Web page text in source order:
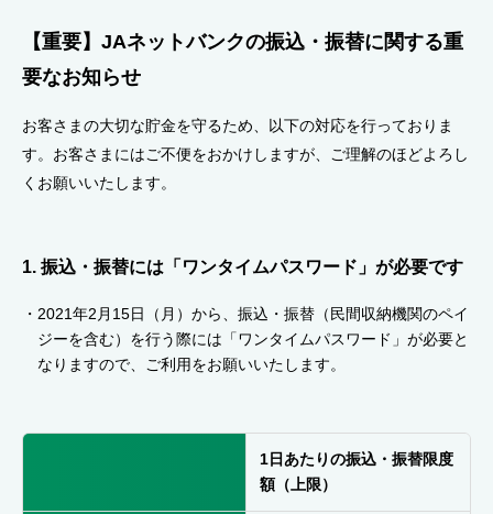
困った時は
【重要】JAネットバンクの振込・振替に関する重
要なお知らせ
お客さまの大切な貯金を守るため、以下の対応を行っておりま
す。お客さまにはご不便をおかけしますが、ご理解のほどよろし
くお願いいたします。
1. 振込・振替には「ワンタイムパスワード」が必要です
2021年2月15日（月）から、振込・振替（民間収納機関のペイ
ジーを含む）を行う際には「ワンタイムパスワード」が必要と
なりますので、ご利用をお願いいたします。
1日あたりの振込・振替限度
額（上限）